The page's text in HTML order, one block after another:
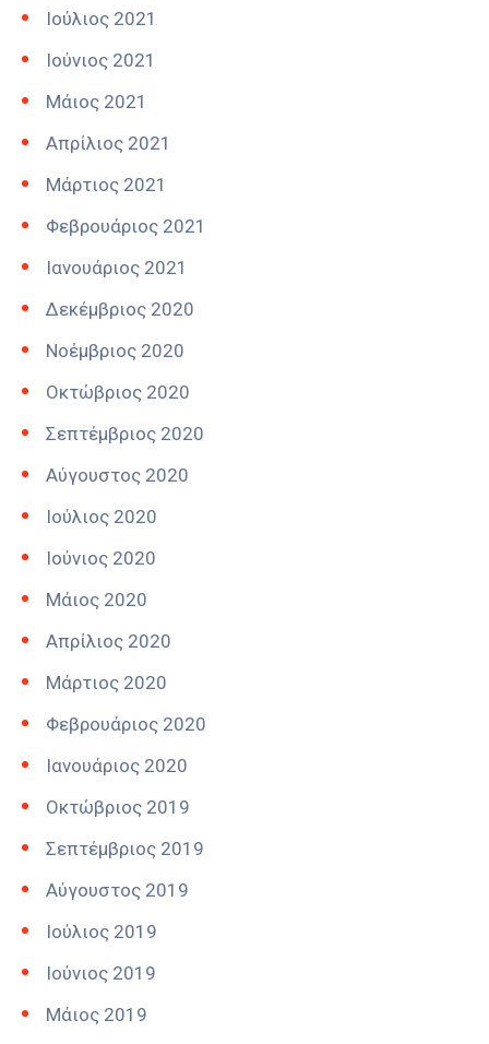
Ιούλιος 2021
Ιούνιος 2021
Μάιος 2021
Απρίλιος 2021
Μάρτιος 2021
Φεβρουάριος 2021
Ιανουάριος 2021
Δεκέμβριος 2020
Νοέμβριος 2020
Οκτώβριος 2020
Σεπτέμβριος 2020
Αύγουστος 2020
Ιούλιος 2020
Ιούνιος 2020
Μάιος 2020
Απρίλιος 2020
Μάρτιος 2020
Φεβρουάριος 2020
Ιανουάριος 2020
Οκτώβριος 2019
Σεπτέμβριος 2019
Αύγουστος 2019
Ιούλιος 2019
Ιούνιος 2019
Μάιος 2019